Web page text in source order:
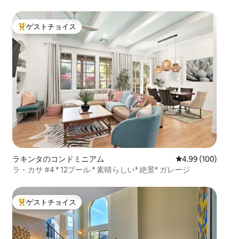
大好評のゲストチョイスです。
ゲストチョイス
ラキンタのコンドミニアム レビュー100
4.99 (100)
ラ・カサ #4 * 12プール * 素晴らしい* 絶景* ガレージ
大好評のゲストチョイスです。
ゲストチョイス